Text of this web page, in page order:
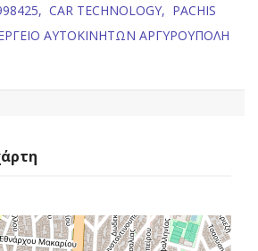
CAR TECHNOLOGY, PACHIS
ΑΥΤΟΚΙΝΗΤΩΝ ΑΡΓΥΡΟΥΠΟΛΗ